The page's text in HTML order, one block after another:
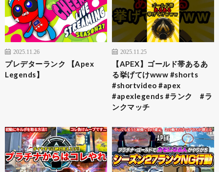
2025.11.26
プレデターランク 【Apex
Legends】
2025.11.25
【APEX】ゴールド帯あるあ
る挙げてけwww #shorts
#shortvideo #apex
#apexlegends #ランク #ラ
ンクマッチ